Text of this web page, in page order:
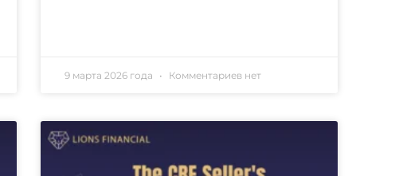
9 марта 2026 года Комментариев нет